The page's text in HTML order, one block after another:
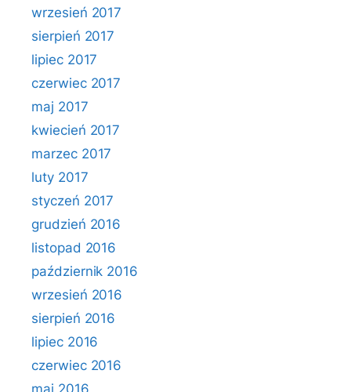
wrzesień 2017
sierpień 2017
lipiec 2017
czerwiec 2017
maj 2017
kwiecień 2017
marzec 2017
luty 2017
styczeń 2017
grudzień 2016
listopad 2016
październik 2016
wrzesień 2016
sierpień 2016
lipiec 2016
czerwiec 2016
maj 2016